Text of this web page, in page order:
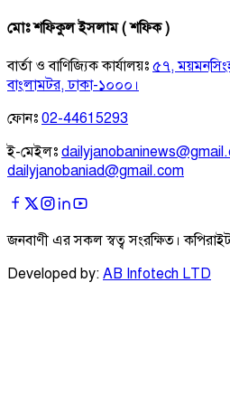
মোঃ শফিকুল ইসলাম ( শফিক )
বার্তা ও বাণিজ্যিক কার্যালয়ঃ ৫৭,
বাংলামটর, ঢাকা-১০০০।
ফোনঃ 02-44615293
ই-মেইলঃ
dailyjanobaniad@gmail.com
জনবাণী এর সকল স্বত্ব সংরক্ষিত।
Developed by: AB Infotech LTD